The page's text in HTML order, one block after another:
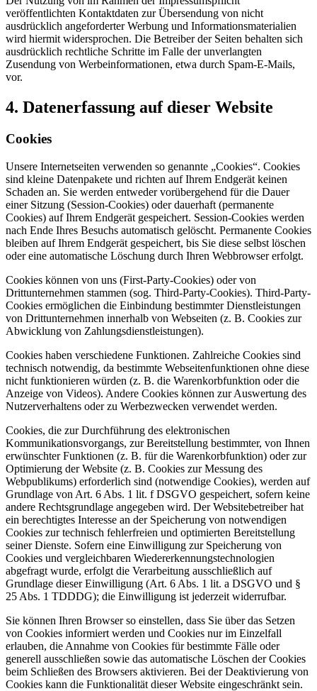
veröffentlichten Kontaktdaten zur Übersendung von nicht
ausdrücklich angeforderter Werbung und Informationsmaterialien
wird hiermit widersprochen. Die Betreiber der Seiten behalten sich
ausdrücklich rechtliche Schritte im Falle der unverlangten
Zusendung von Werbeinformationen, etwa durch Spam-E-Mails,
vor.
4. Datenerfassung auf dieser Website
Cookies
Unsere Internetseiten verwenden so genannte „Cookies“. Cookies
sind kleine Datenpakete und richten auf Ihrem Endgerät keinen
Schaden an. Sie werden entweder vorübergehend für die Dauer
einer Sitzung (Session-Cookies) oder dauerhaft (permanente
Cookies) auf Ihrem Endgerät gespeichert. Session-Cookies werden
nach Ende Ihres Besuchs automatisch gelöscht. Permanente Cookies
bleiben auf Ihrem Endgerät gespeichert, bis Sie diese selbst löschen
oder eine automatische Löschung durch Ihren Webbrowser erfolgt.
Cookies können von uns (First-Party-Cookies) oder von
Drittunternehmen stammen (sog. Third-Party-Cookies). Third-Party-
Cookies ermöglichen die Einbindung bestimmter Dienstleistungen
von Drittunternehmen innerhalb von Webseiten (z. B. Cookies zur
Abwicklung von Zahlungsdienstleistungen).
Cookies haben verschiedene Funktionen. Zahlreiche Cookies sind
technisch notwendig, da bestimmte Webseitenfunktionen ohne diese
nicht funktionieren würden (z. B. die Warenkorbfunktion oder die
Anzeige von Videos). Andere Cookies können zur Auswertung des
Nutzerverhaltens oder zu Werbezwecken verwendet werden.
Cookies, die zur Durchführung des elektronischen
Kommunikationsvorgangs, zur Bereitstellung bestimmter, von Ihnen
erwünschter Funktionen (z. B. für die Warenkorbfunktion) oder zur
Optimierung der Website (z. B. Cookies zur Messung des
Webpublikums) erforderlich sind (notwendige Cookies), werden auf
Grundlage von Art. 6 Abs. 1 lit. f DSGVO gespeichert, sofern keine
andere Rechtsgrundlage angegeben wird. Der Websitebetreiber hat
ein berechtigtes Interesse an der Speicherung von notwendigen
Cookies zur technisch fehlerfreien und optimierten Bereitstellung
seiner Dienste. Sofern eine Einwilligung zur Speicherung von
Cookies und vergleichbaren Wiedererkennungstechnologien
abgefragt wurde, erfolgt die Verarbeitung ausschließlich auf
Grundlage dieser Einwilligung (Art. 6 Abs. 1 lit. a DSGVO und §
25 Abs. 1 TDDDG); die Einwilligung ist jederzeit widerrufbar.
Sie können Ihren Browser so einstellen, dass Sie über das Setzen
von Cookies informiert werden und Cookies nur im Einzelfall
erlauben, die Annahme von Cookies für bestimmte Fälle oder
generell ausschließen sowie das automatische Löschen der Cookies
beim Schließen des Browsers aktivieren. Bei der Deaktivierung von
Cookies kann die Funktionalität dieser Website eingeschränkt sein.